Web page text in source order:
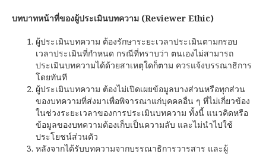
บทบาทหน้าที่ของผู้ประเมินบทความ (Reviewer Ethic)
ผู้ประเมินบทความ ต้องรักษาระยะเวลาประเมินตามกรอบ
เวลาประเมินที่กำหนด กรณีที่ทราบว่า ตนเองไม่สามารถ
ประเมินบทความได้ด้วยสาเหตุใดก็ตาม ควรแจ้งบรรณาธิการ
โดยทันที
ผู้ประเมินบทความ ต้องไม่เปิดเผยข้อมูลบางส่วนหรือทุกส่วน
ของบทความที่ส่งมาเพื่อพิจารณาแก่บุคคลอื่น ๆ ที่ไม่เกี่ยวข้อง
ในช่วงระยะเวลาของการประเมินบทความ ทั้งนี้ แนวคิดหรือ
ข้อมูลของบทความต้องเก็บเป็นความลับ และไม่นำไปใช้
ประโยชน์ส่วนตัว
หลังจากได้รับบทความจากบรรณาธิการวารสาร และผู้